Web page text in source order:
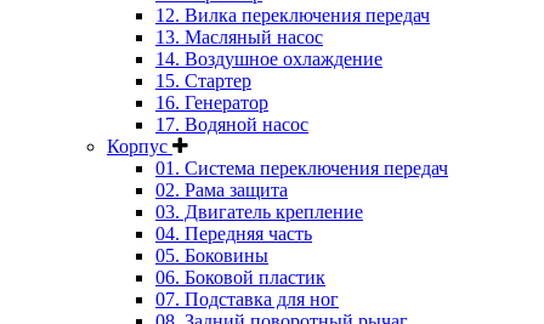
12. Вилка переключения передач
13. Масляный насос
14. Воздушное охлаждение
15. Стартер
16. Генератор
17. Водяной насос
Корпус
01. Система переключения передач
02. Рама защита
03. Двигатель крепление
04. Передняя часть
05. Боковины
06. Боковой пластик
07. Подставка для ног